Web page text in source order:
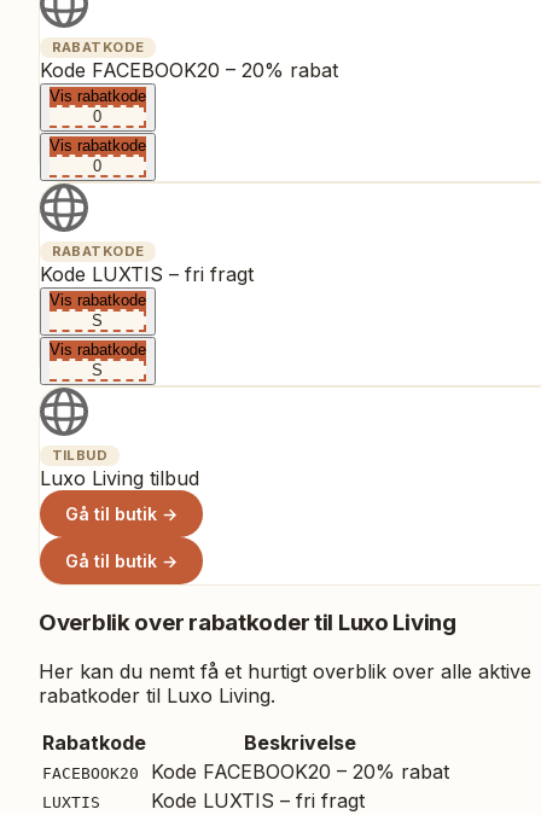
RABATKODE
Kode FACEBOOK20 – 20% rabat
Vis rabatkode
0
Vis rabatkode
0
RABATKODE
Kode LUXTIS – fri fragt
Vis rabatkode
S
Vis rabatkode
S
TILBUD
Luxo Living tilbud
Gå til butik →
Gå til butik →
Overblik over rabatkoder til Luxo Living
Her kan du nemt få et hurtigt overblik over alle aktive
rabatkoder til Luxo Living.
Rabatkode
Beskrivelse
FACEBOOK20 Kode FACEBOOK20 – 20% rabat
LUXTIS Kode LUXTIS – fri fragt